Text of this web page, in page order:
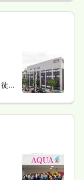
歩